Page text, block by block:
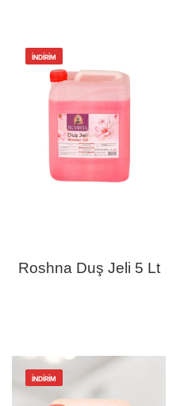
İNDIRIM
Roshna Duş Jeli 5 Lt
İNDIRIM